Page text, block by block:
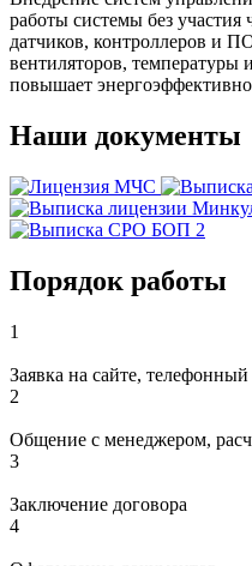
работы системы без участия
датчиков, контроллеров и
вентиляторов, температуры
повышает
Наши документы
Порядок работы
1
Заявка на сайте,
2
Общение с менеджером,
3
Заключение договора
4